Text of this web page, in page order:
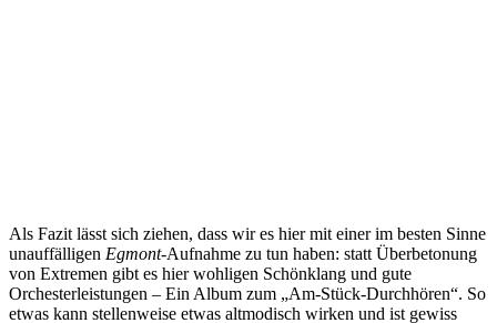
Als Fazit lässt sich ziehen, dass wir es hier mit einer im besten Sinne
unauffälligen Egmont-Aufnahme zu tun haben: statt Überbetonung
von Extremen gibt es hier wohligen Schönklang und gute
Orchesterleistungen – Ein Album zum „Am-Stück-Durchhören“. So
etwas kann stellenweise etwas altmodisch wirken und ist gewiss